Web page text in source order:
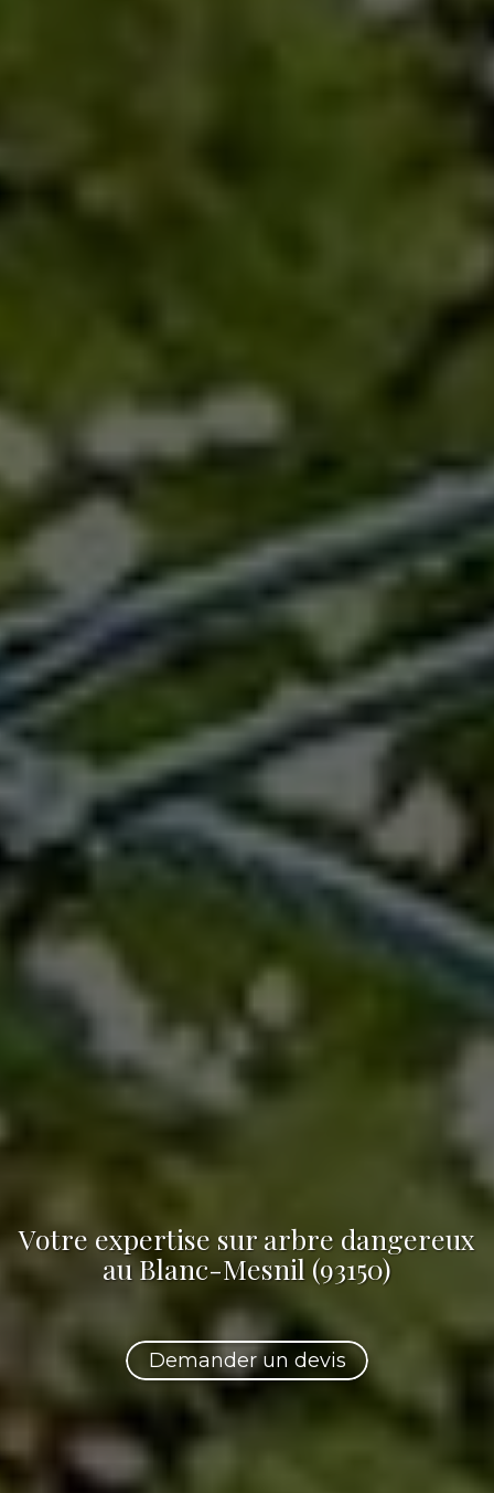
Votre expertise sur arbre dangereux
au Blanc-Mesnil (93150)
Demander un devis